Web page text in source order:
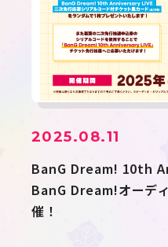
2025.08.11
BanG Dream! 10th
BanG Dream!オーデ
催！